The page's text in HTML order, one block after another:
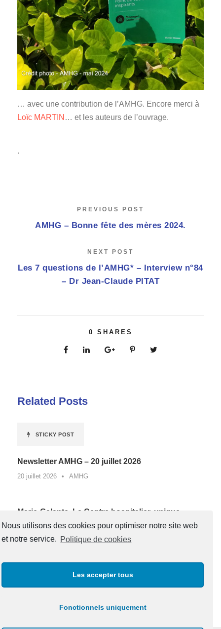
Nous utilisons des cookies pour optimiser notre site web
et notre service. Politique de cookies
Les accepter tous
Fonctionnels uniquement
… avec une contribution de l’AMHG. Encore merci à
Loïc MARTIN … et les auteurs de l’ouvrage.
.
PREVIOUS POST
AMHG – Bonne fête des mères 2024.
NEXT POST
Les 7 questions de l’AMHG* – Interview n°84
– Dr Jean-Claude PITAT
0 SHARES
Related Posts
STICKY POST
Newsletter AMHG – 20 juillet 2026
20 juillet 2026 • AMHG
Marie-Galante. Le Centre hospitalier, unique
lauréat de Guadeloupe d’un appel à projets
national contre la sédentarité au travail*
AMHG
« Un père, une boussole pour la vie »